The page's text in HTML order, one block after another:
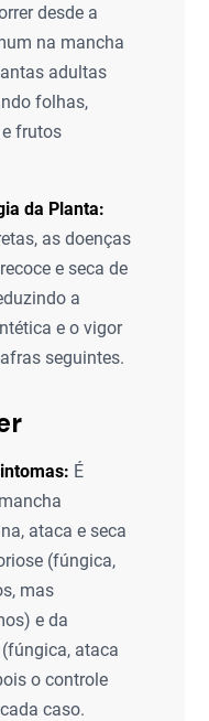
desde a
na mancha
adultas
folhas,
frutos
da Planta:
as doenças
e seca de
a
e o vigor
seguintes.
É
ataca e seca
(fúngica,
mas
e da
ataca
o controle
caso.